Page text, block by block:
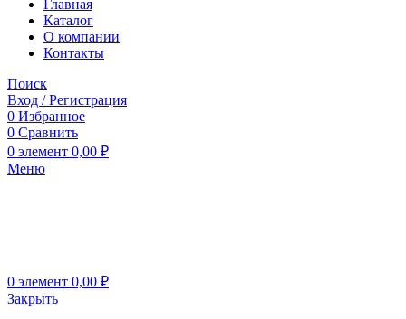
Главная
Каталог
О компании
Контакты
Поиск
Вход / Регистрация
0 Избранное
0 Сравнить
0 элемент 0,00 ₽
Меню
0 элемент 0,00 ₽
Закрыть